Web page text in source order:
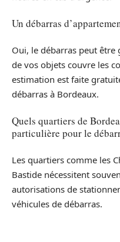
Un débarras
Oui, le débarras peut
de vos objets couvre les
estimation est faite
débarras à Bordeaux.
Quels quartiers de
particulière pour le
Les quartiers comme les
Bastide nécessitent
autorisations de
véhicules de débarras.